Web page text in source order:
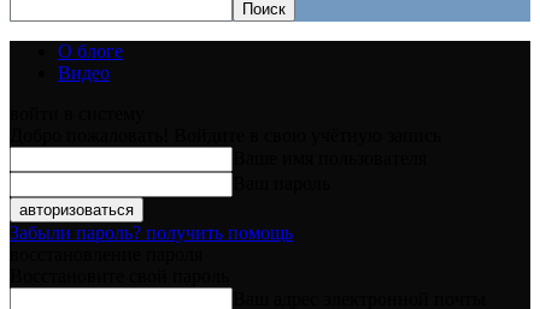
О блоге
Видео
Забыли пароль? получить помощь